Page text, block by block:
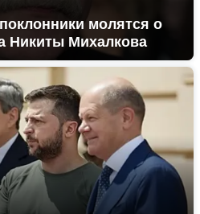
молятся о
Никиты Михалкова